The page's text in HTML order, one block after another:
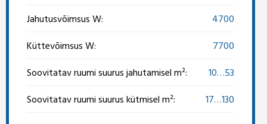
Jahutusvõimsus W:
4700
Küttevõimsus W:
7700
Soovitatav ruumi suurus jahutamisel m²:
10…53
Soovitatav ruumi suurus kütmisel m²:
17…130